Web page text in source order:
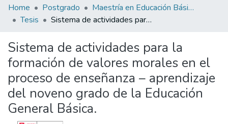
Communities
&
All of DSpace
Statistics
Home Postgrado
Maestría en Educación Básica
Tesis
Sistema de actividades para la formación de valores morales en el proceso de enseñanza – aprendizaje del noveno grado de la Educación General Básica.
Sistema de actividades para la
formación de valores morales en el
proceso de enseñanza – aprendizaje
del noveno grado de la Educación
General Básica.